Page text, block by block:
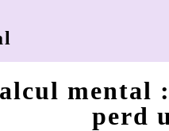
mental
perd